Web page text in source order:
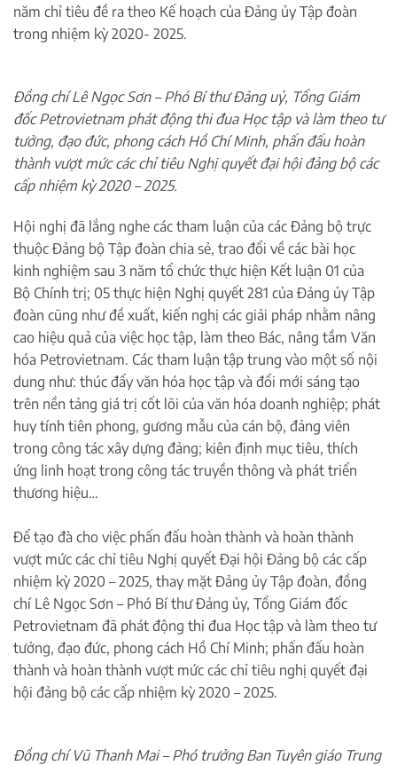
năm chỉ tiêu đề ra theo Kế hoạch của Đảng ủy Tập đoàn
trong nhiệm kỳ 2020- 2025.
Đồng chí Lê Ngọc Sơn – Phó Bí thư Đảng uỷ, Tổng Giám
đốc Petrovietnam phát động thi đua Học tập và làm theo tư
tưởng, đạo đức, phong cách Hồ Chí Minh, phấn đấu hoàn
thành vượt mức các chỉ tiêu Nghị quyết đại hội đảng bộ các
cấp nhiệm kỳ 2020 – 2025.
Hội nghị đã lắng nghe các tham luận của các Đảng bộ trực
thuộc Đảng bộ Tập đoàn chia sẻ, trao đổi về các bài học
kinh nghiệm sau 3 năm tổ chức thực hiện Kết luận 01 của
Bộ Chính trị; 05 thực hiện Nghị quyết 281 của Đảng ủy Tập
đoàn cũng như đề xuất, kiến nghị các giải pháp nhằm nâng
cao hiệu quả của việc học tập, làm theo Bác, nâng tầm Văn
hóa Petrovietnam. Các tham luận tập trung vào một số nội
dung như: thúc đẩy văn hóa học tập và đổi mới sáng tạo
trên nền tảng giá trị cốt lõi của văn hóa doanh nghiệp; phát
huy tính tiên phong, gương mẫu của cán bộ, đảng viên
trong công tác xây dựng đảng; kiên định mục tiêu, thích
ứng linh hoạt trong công tác truyền thông và phát triển
thương hiệu…
Để tạo đà cho việc phấn đấu hoàn thành và hoàn thành
vượt mức các chỉ tiêu Nghị quyết Đại hội Đảng bộ các cấp
nhiệm kỳ 2020 – 2025, thay mặt Đảng ủy Tập đoàn, đồng
chí Lê Ngọc Sơn – Phó Bí thư Đảng ủy, Tổng Giám đốc
Petrovietnam đã phát động thi đua Học tập và làm theo tư
tưởng, đạo đức, phong cách Hồ Chí Minh; phấn đấu hoàn
thành và hoàn thành vượt mức các chỉ tiêu nghị quyết đại
hội đảng bộ các cấp nhiệm kỳ 2020 – 2025.
Đồng chí Vũ Thanh Mai – Phó trưởng Ban Tuyên giáo Trung